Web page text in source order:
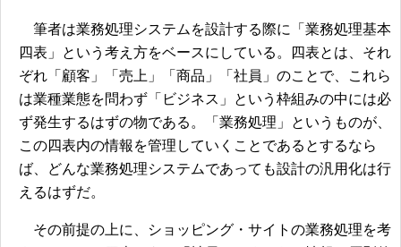
筆者は業務処理システムを設計する際に「業務処理基本
四表」という考え方をベースにしている。四表とは、それ
ぞれ「顧客」「売上」「商品」「社員」のことで、これら
は業種業態を問わず「ビジネス」という枠組みの中には必
ず発生するはずの物である。「業務処理」というものが、
この四表内の情報を管理していくことであるとするなら
ば、どんな業務処理システムであっても設計の汎用化は行
えるはずだ。
その前提の上に、ショッピング・サイトの業務処理を考